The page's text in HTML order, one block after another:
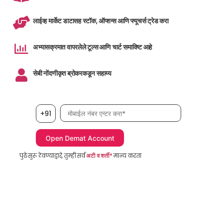
लाईव्ह मार्केट डाटासह स्टॉक, ऑप्शन्स आणि फ्यूचर्स ट्रेड करा
अभ्यासक्रमात वापरलेले टूल्स आणि चार्ट समाविष्ट आहे
सेबी नोंदणीकृत ब्रोकरकडून सहाय्य
+91 मोबाईल नंबर, आवश्यक
पुढे सुरू ठेवण्याद्वारे, तुम्ही सर्वअटी व शर्ती*मान्य करता